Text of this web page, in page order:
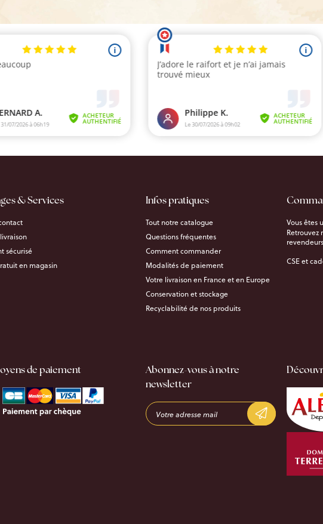
& Services
sécurisé
en magasin
Infos pratiques
Tout notre catalogue
Questions fréquentes
Comment commander
Modalités de paiement
Votre livraison en France et en Europe
Conservation et stockage
Recyclabilité de nos produits
Vous êtes
Retrouvez
CSE et
de paiement
Abonnez-vous à notre
newsletter